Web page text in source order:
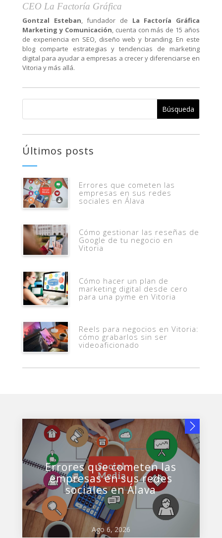
CEO La Factoría Gráfica
Gontzal Esteban, fundador de La Factoría Gráfica
Marketing y Comunicación, cuenta con más de 15 años
de experiencia en SEO, diseño web y branding. En este
blog comparte estrategias y tendencias de marketing
digital para ayudar a empresas a crecer y diferenciarse en
Vitoria y más allá.
Últimos posts
Errores que cometen las
empresas en sus redes
sociales en Álava
Cómo gestionar las reseñas de
Google de tu negocio en
Vitoria
Cómo hacer un plan de
marketing digital desde cero
para una pyme en Vitoria
Reels para negocios en Vitoria:
cómo grabarlos sin ser
videoaficionado
Errores que cometen las
empresas en sus redes
sociales en Álava
Ago 6, 2026